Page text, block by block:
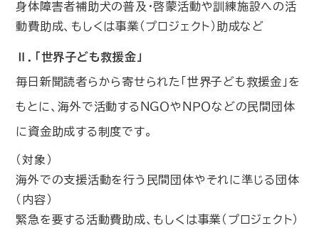
身体障害者補助犬の普及・啓蒙活動や訓練施設への活
動費助成、もしくは事業（プロジェクト）助成など
Ⅱ．「世界子ども救援金」
毎日新聞読者らから寄せられた「世界子ども救援金」を
もとに、海外で活動する ＮＧＯやＮＰＯなどの民間団体
に資金助成する制度です。
（対象）
海外での支援活動を行う民間団体やそれに準じる団体
（内容）
緊急を要する活動費助成、もしくは事業（プロジェクト）